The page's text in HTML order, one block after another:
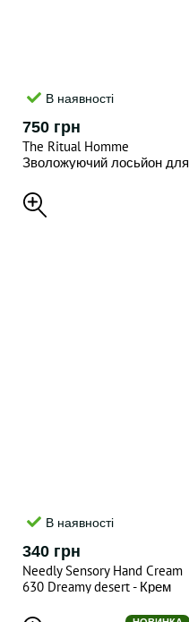
В наявності
750 грн
The Ritual Homme
Зволожуючий лосьйон для
В наявності
340 грн
Needly Sensory Hand Cream
630 Dreamy desert - Крем